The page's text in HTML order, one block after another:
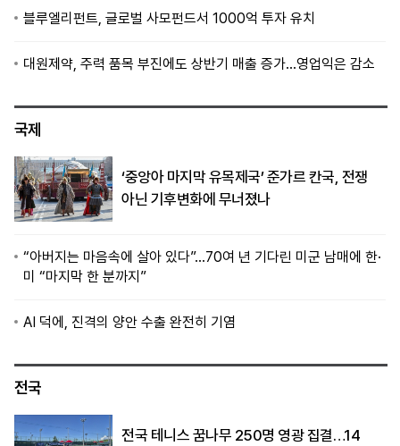
블루엘리펀트, 글로벌 사모펀드서 1000억 투자 유치
대원제약, 주력 품목 부진에도 상반기 매출 증가…영업익은 감소
국제
‘중앙아 마지막 유목제국’ 준가르 칸국, 전쟁
아닌 기후변화에 무너졌나
“아버지는 마음속에 살아 있다”…70여 년 기다린 미군 남매에 한·
미 “마지막 한 분까지”
AI 덕에, 진격의 양안 수출 완전히 기염
전국
전국 테니스 꿈나무 250명 영광 집결…14